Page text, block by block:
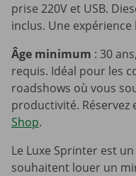
prise 220V et USB.
inclus. Une
Âge minimum : 30
requis. Idéal pour les
roadshows où vous
productivité. Réservez
Shop.
Le Luxe Sprinter est
souhaitent louer un